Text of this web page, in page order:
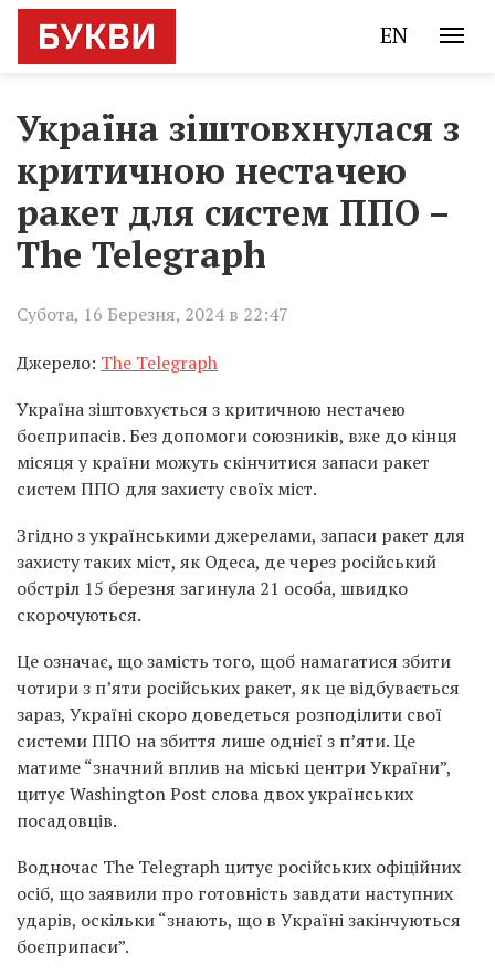
EN
Україна зіштовхнулася з
критичною нестачею
ракет для систем ППО –
The Telegraph
Субота, 16 Березня, 2024 в 22:47
Джерело: The Telegraph
Україна зіштовхується з критичною нестачею
боєприпасів. Без допомоги союзників, вже до кінця
місяця у країни можуть скінчитися запаси ракет
систем ППО для захисту своїх міст.
Згідно з українськими джерелами, запаси ракет для
захисту таких міст, як Одеса, де через російський
обстріл 15 березня загинула 21 особа, швидко
скорочуються.
Це означає, що замість того, щоб намагатися збити
чотири з п’яти російських ракет, як це відбувається
зараз, Україні скоро доведеться розподілити свої
системи ППО на збиття лише однієї з п’яти. Це
матиме “значний вплив на міські центри України”,
цитує Washington Post слова двох українських
посадовців.
Водночас The Telegraph цитує російських офіційних
осіб, що заявили про готовність завдати наступних
ударів, оскільки “знають, що в Україні закінчуються
боєприпаси”.